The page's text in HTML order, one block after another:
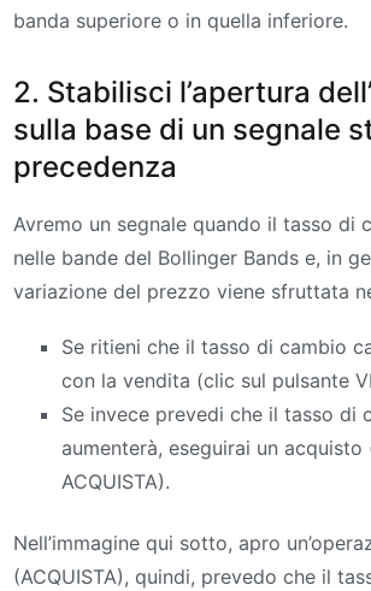
banda superiore o in quella inferiore.
2. Stabilisci l’apertura
sulla base di un segnale
precedenza
Avremo un segnale quando il tasso di
nelle bande del Bollinger Bands e, in
variazione del prezzo viene sfruttata
Se ritieni che il tasso di cambio
con la vendita (clic sul pulsante
Se invece prevedi che il tasso di
aumenterà, eseguirai un
ACQUISTA).
Nell’immagine qui sotto, apro
(ACQUISTA), quindi, prevedo che il